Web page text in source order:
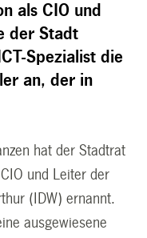
als CIO und
der Stadt
Spezialist die
an, der in
hat der Stadtrat
und Leiter der
(IDW) ernannt.
ausgewiesene